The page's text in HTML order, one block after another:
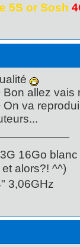
5S or Sosh
Bon allez vais
On va
16Go
alors?! ^^)
3,06GHz